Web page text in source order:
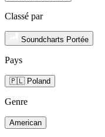
Classé par
Soundcharts Portée
Pays
🇵🇱 Poland
Genre
American